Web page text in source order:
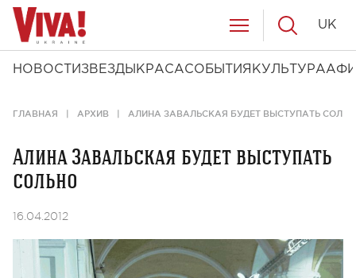
НОВОСТИ ЗВЕЗДЫ КРАСАСОБЫТИЯ КУЛЬТУРА
UK
ГЛАВНАЯ АРХИВ АЛИНА ЗАВАЛЬСКАЯ БУДЕТ ВЫСТУПАТЬ
Алина Завальская будет выступать
сольно
16.04.2012